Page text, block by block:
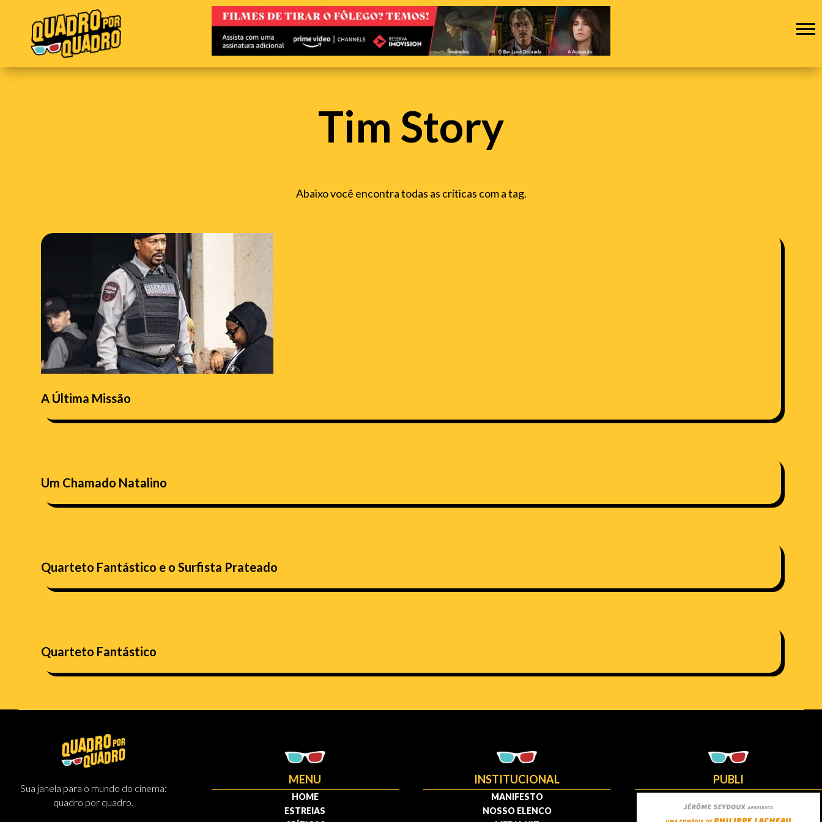
Tim Story
Abaixo você encontra todas as críticas com a tag.
A Última Missão
Um Chamado Natalino
Quarteto Fantástico e o Surfista Prateado
Quarteto Fantástico
Sua janela para o mundo do cinema:
quadro por quadro.
MENU
HOME
ESTREIAS
INSTITUCIONAL
MANIFESTO
NOSSO ELENCO
PUBLI